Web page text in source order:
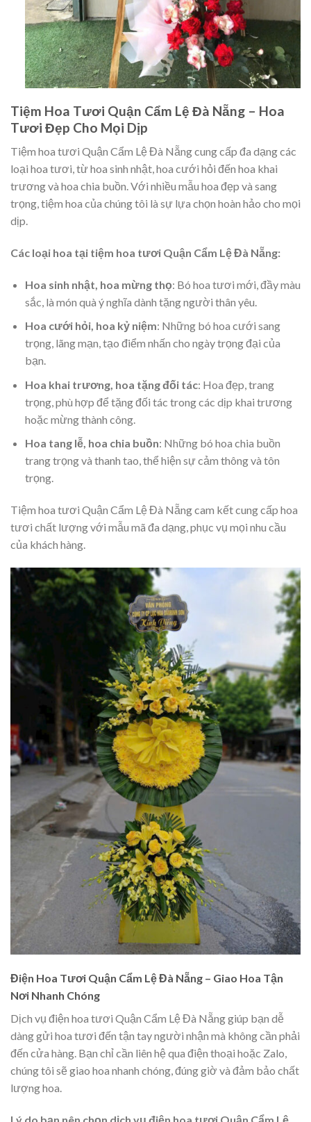
Tiệm Hoa Tươi Quận Cẩm Lệ Đà Nẵng – Hoa
Tươi Đẹp Cho Mọi Dịp
Tiệm hoa tươi Quận Cẩm Lệ Đà Nẵng cung cấp đa dạng các
loại hoa tươi, từ hoa sinh nhật, hoa cưới hỏi đến hoa khai
trương và hoa chia buồn. Với nhiều mẫu hoa đẹp và sang
trọng, tiệm hoa của chúng tôi là sự lựa chọn hoàn hảo cho mọi
dịp.
Các loại hoa tại tiệm hoa tươi Quận Cẩm Lệ Đà Nẵng:
Hoa sinh nhật, hoa mừng thọ: Bó hoa tươi mới, đầy màu
sắc, là món quà ý nghĩa dành tặng người thân yêu.
Hoa cưới hỏi, hoa kỷ niệm: Những bó hoa cưới sang
trọng, lãng mạn, tạo điểm nhấn cho ngày trọng đại của
bạn.
Hoa khai trương, hoa tặng đối tác: Hoa đẹp, trang
trọng, phù hợp để tặng đối tác trong các dịp khai trương
hoặc mừng thành công.
Hoa tang lễ, hoa chia buồn: Những bó hoa chia buồn
trang trọng và thanh tao, thể hiện sự cảm thông và tôn
trọng.
Tiệm hoa tươi Quận Cẩm Lệ Đà Nẵng cam kết cung cấp hoa
tươi chất lượng với mẫu mã đa dạng, phục vụ mọi nhu cầu
của khách hàng.
Điện Hoa Tươi Quận Cẩm Lệ Đà Nẵng – Giao Hoa Tận
Nơi Nhanh Chóng
Dịch vụ điện hoa tươi Quận Cẩm Lệ Đà Nẵng giúp bạn dễ
dàng gửi hoa tươi đến tận tay người nhận mà không cần phải
đến cửa hàng. Bạn chỉ cần liên hệ qua điện thoại hoặc Zalo,
chúng tôi sẽ giao hoa nhanh chóng, đúng giờ và đảm bảo chất
lượng hoa.